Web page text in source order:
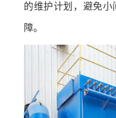
的维护计划，避免小
障。